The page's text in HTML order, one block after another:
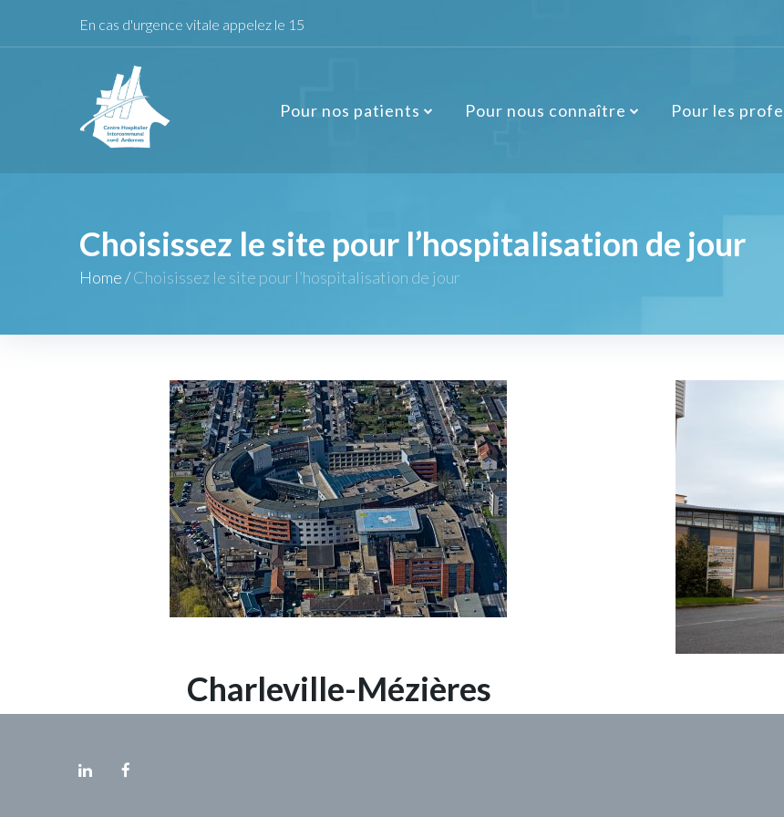
En cas d'urgence vitale appelez le 15
Pour nos patients Pour nous connaître Pour les
Choisissez le site pour l’hospitalisation de jour
Home/Choisissez le site pour l’hospitalisation de jour
Charleville-Mézières